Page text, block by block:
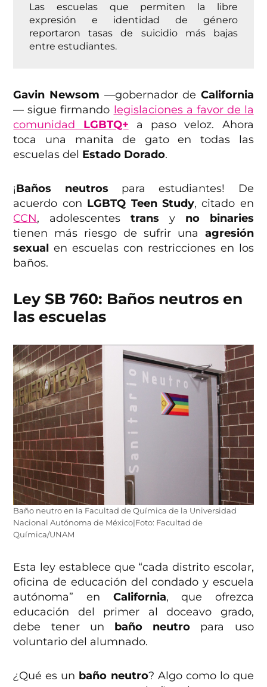
Las escuelas que permiten la libre
expresión e identidad de género
reportaron tasas de suicidio más bajas
entre estudiantes.
Gavin Newsom —gobernador de California
— sigue firmando legislaciones a favor de la
comunidad LGBTQ+ a paso veloz. Ahora
toca una manita de gato en todas las
escuelas del Estado Dorado.
¡Baños neutros para estudiantes! De
acuerdo con LGBTQ Teen Study, citado en
CCN, adolescentestrans y no binaries
tienen más riesgo de sufrir una agresión
sexual en escuelas con restricciones en los
baños.
Ley SB 760: Baños neutros en
las escuelas
Baño neutro en la Facultad de Química de la Universidad
Nacional Autónoma de México|Foto: Facultad de
Química/UNAM
Esta ley establece que “cada distrito escolar,
oficina de educación del condado y escuela
autónoma” en California, que ofrezca
educación del primer al doceavo grado,
debe tener un baño neutro para uso
voluntario del alumnado.
¿Qué es un baño neutro? Algo como lo que